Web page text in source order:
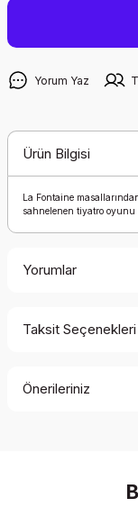
Yorum Yaz
Ürün Bilgisi
La Fontaine
sahnelenen tiyatro oyunu
Yorumlar
Taksit Seçenekleri
Önerileriniz
Görüş ve